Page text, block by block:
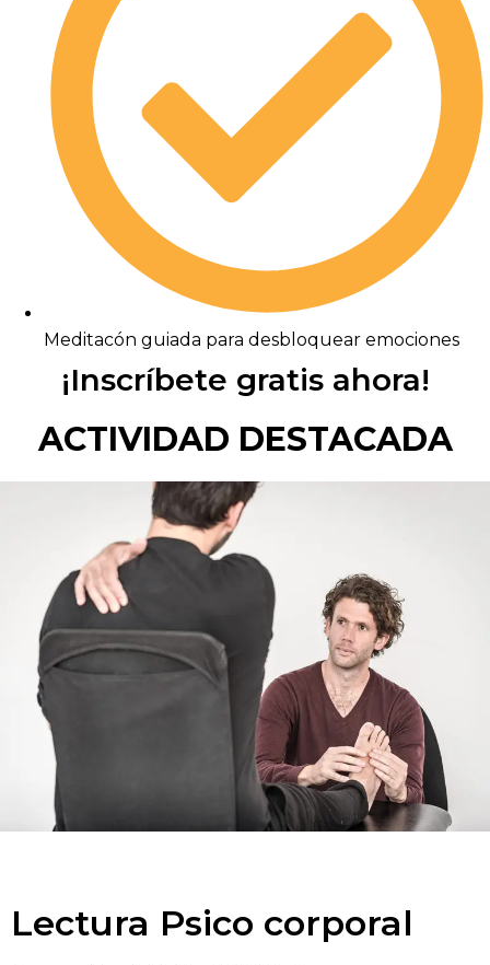
Meditacón guiada para desbloquear emociones
¡Inscríbete gratis ahora!
ACTIVIDAD DESTACADA
Lectura Psico corporal